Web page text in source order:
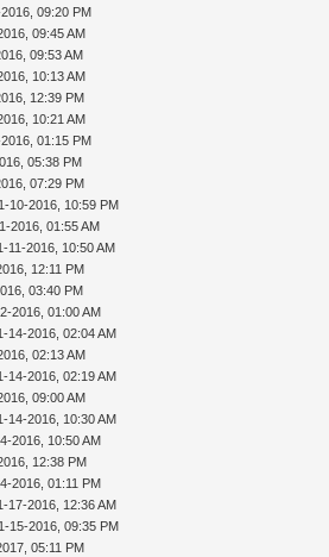
09:20 PM
09:45 AM
09:53 AM
10:13 AM
12:39 PM
10:21 AM
01:15 PM
05:38 PM
07:29 PM
10-2016, 10:59 PM
2016, 01:55 AM
11-2016, 10:50 AM
12:11 PM
03:40 PM
2016, 01:00 AM
14-2016, 02:04 AM
02:13 AM
14-2016, 02:19 AM
09:00 AM
14-2016, 10:30 AM
2016, 10:50 AM
12:38 PM
2016, 01:11 PM
17-2016, 12:36 AM
15-2016, 09:35 PM
05:11 PM